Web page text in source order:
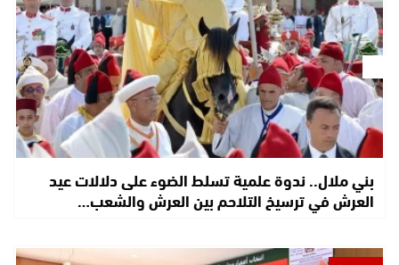
بني ملال.. ندوة علمية تسلط الضوء على دلالات عيد
العرش في ترسيخ التلاحم بين العرش والشعب…